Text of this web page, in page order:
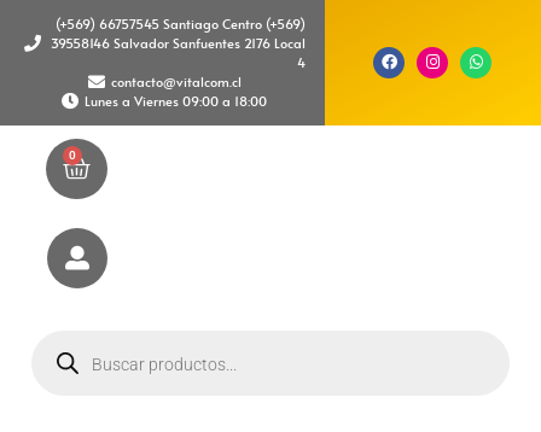
(+569) 66757545 Santiago Centro (+569)
39558146 Salvador Sanfuentes 2176 Local
4
contacto@vitalcom.cl
Lunes a Viernes 09:00 a 18:00
0